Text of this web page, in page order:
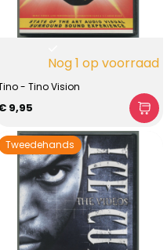
Nog 1 op voorraad
- Tino Vision
9,95
Tweedehands